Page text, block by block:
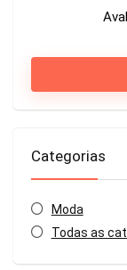
Categorias
Moda
Todas as